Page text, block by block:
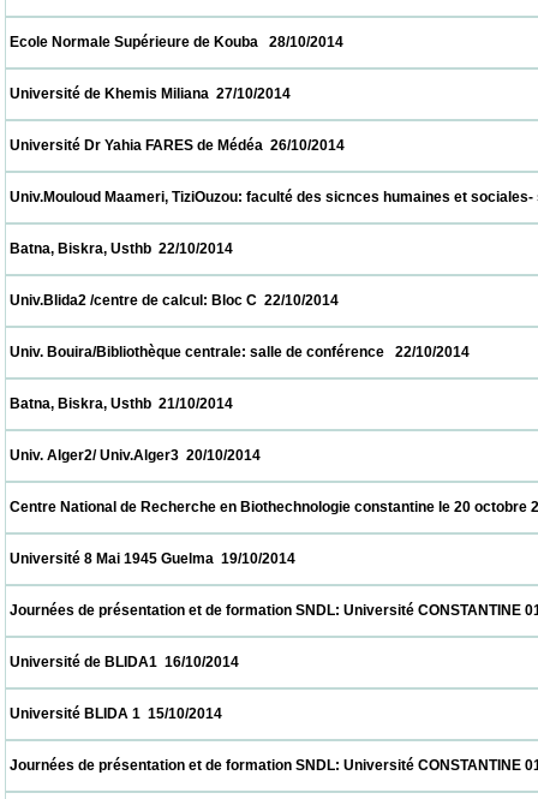
Ecole Normale Supérieure de Kouba   28/10/2014
Université de Khemis Miliana  27/10/2014
Université Dr Yahia FARES de Médéa  26/10/2014
Univ.Mouloud Maameri, TiziOuzou: faculté des sicnces humaines et
Batna, Biskra, Usthb  22/10/2014
Univ.Blida2 /centre de calcul: Bloc C  22/10/2014
Univ. Bouira/Bibliothèque centrale: salle de conférence   22/10/
Batna, Biskra, Usthb  21/10/2014
Univ. Alger2/ Univ.Alger3  20/10/2014
Centre National de Recherche en Biothechnologie constantine le
Université 8 Mai 1945 Guelma  19/10/2014
Journées de présentation et de formation SNDL: Université
Université de BLIDA1  16/10/2014
Université BLIDA 1  15/10/2014
Journées de présentation et de formation SNDL: Université